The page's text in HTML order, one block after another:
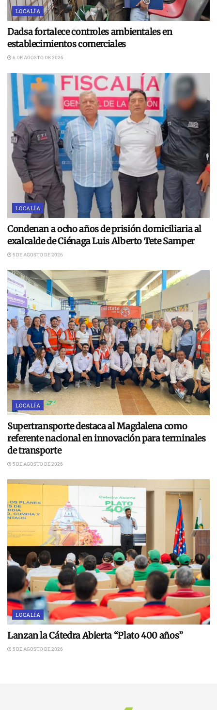
LOCALÍA
Dadsa fortalece controles ambientales en
establecimientos comerciales
6 DE AGOSTO DE 2026
LOCALÍA
Condenan a ocho años de prisión domiciliaria al
exalcalde de Ciénaga Luis Alberto Tete Samper
5 DE AGOSTO DE 2026
LOCALÍA
Supertransporte destaca al Magdalena como
referente nacional en innovación para terminales
de transporte
5 DE AGOSTO DE 2026
LOCALÍA
Lanzan la Cátedra Abierta “Plato 400 años”
5 DE AGOSTO DE 2026